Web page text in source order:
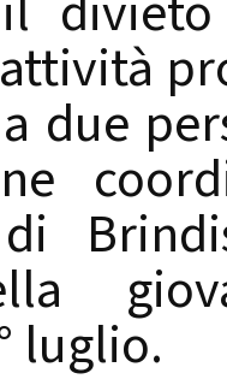
due
di
luglio.